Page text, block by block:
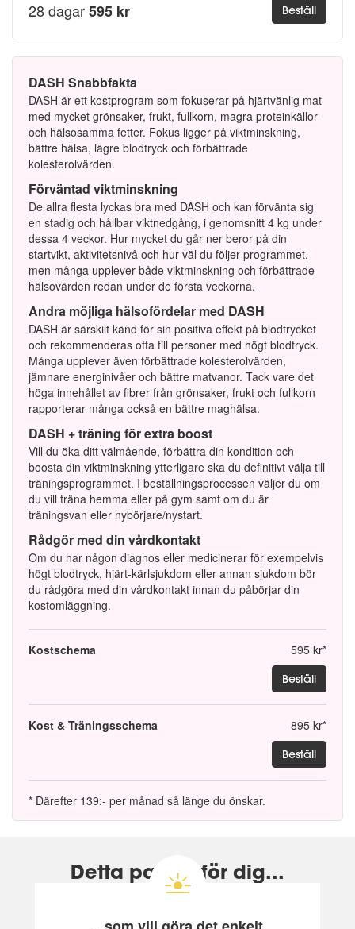
28 dagar595 kr Beställ
DASH Snabbfakta
DASH är ett kostprogram som fokuserar på hjärtvänlig mat
med mycket grönsaker, frukt, fullkorn, magra proteinkällor
och hälsosamma fetter. Fokus ligger på viktminskning,
bättre hälsa, lägre blodtryck och förbättrade
kolesterolvärden.
Förväntad viktminskning
De allra flesta lyckas bra med DASH och kan förvänta sig
en stadig och hållbar viktnedgång, i genomsnitt 4 kg under
dessa 4 veckor. Hur mycket du går ner beror på din
startvikt, aktivitetsnivå och hur väl du följer programmet,
men många upplever både viktminskning och förbättrade
hälsovärden redan under de första veckorna.
Andra möjliga hälsofördelar med DASH
DASH är särskilt känd för sin positiva effekt på blodtrycket
och rekommenderas ofta till personer med högt blodtryck.
Många upplever även förbättrade kolesterolvärden,
jämnare energinivåer och bättre matvanor. Tack vare det
höga innehållet av fibrer från grönsaker, frukt och fullkorn
rapporterar många också en bättre maghälsa.
DASH + träning för extra boost
Vill du öka ditt välmående, förbättra din kondition och
boosta din viktminskning ytterligare ska du definitivt välja till
träningsprogrammet. I beställningsprocessen väljer du om
du vill träna hemma eller på gym samt om du är
träningsvan eller nybörjare/nystart.
Rådgör med din vårdkontakt
Om du har någon diagnos eller medicinerar för exempelvis
högt blodtryck, hjärt-kärlsjukdom eller annan sjukdom bör
du rådgöra med din vårdkontakt innan du påbörjar din
kostomläggning.
Kostschema 595 kr*
Beställ
Kost & Träningsschema 895 kr*
Beställ
* Därefter 139:- per månad så länge du önskar.
Detta passar för dig...